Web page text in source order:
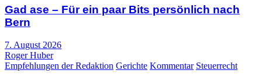
Gad ase – Für ein paar Bits persönlich nach
Bern
7. August 2026
Roger Huber
Empfehlungen der Redaktion Gerichte Kommentar Steuerrecht